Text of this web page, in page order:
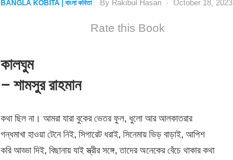
BANGLA KOBITA | বাংলা কবিতা By Rakibul Hasan · October 18, 2023
Rate this Book
কালঘুম
– শামসুর রাহমান
কথা ছিল না। আমরা যারা বুকের ভেতর ফুল, ধুলো আর আলকাতরার
গন্ধমাখা হাওয়া টেনে নিই, সিগারেট ধরাই, সিনেমায় ভিড় বাড়াই, আপিশ
করি আড্ডা দিই, বিছানায় যাই স্ত্রীর সঙ্গে, তাদের অনেকের বেঁচে থাকার কথা